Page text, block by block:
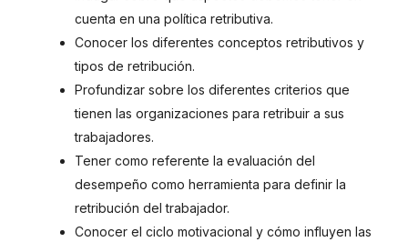
cuenta en una política retributiva.
Conocer los diferentes conceptos retributivos y
tipos de retribución.
Profundizar sobre los diferentes criterios que
tienen las organizaciones para retribuir a sus
trabajadores.
Tener como referente la evaluación del
desempeño como herramienta para definir la
retribución del trabajador.
Conocer el ciclo motivacional y cómo influyen las